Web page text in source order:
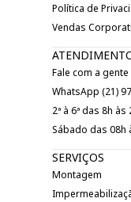
Política de
Vendas
Fale com a
WhatsApp (21)
2ª à 6ª das 8h às
Sábado das 08h
SERVIÇOS
Montagem